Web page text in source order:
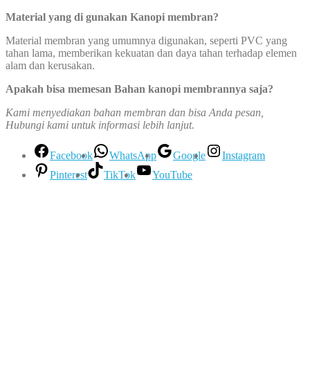
Material yang di gunakan Kanopi membran?
Material membran yang umumnya digunakan, seperti PVC yang
tahan lama, memberikan kekuatan dan daya tahan terhadap elemen
alam dan kerusakan.
Apakah bisa memesan Bahan kanopi membrannya saja?
Kami menyediakan bahan membran dan bisa Anda pesan,
Hubungi kami untuk informasi lebih lanjut.
Facebook WhatsApp Google
Instagram
Pinterest
TikTok YouTube